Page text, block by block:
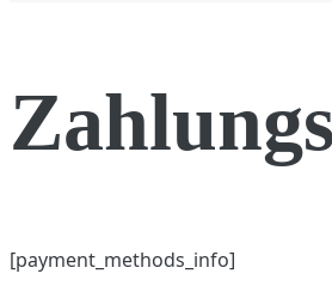
[payment_methods_info]